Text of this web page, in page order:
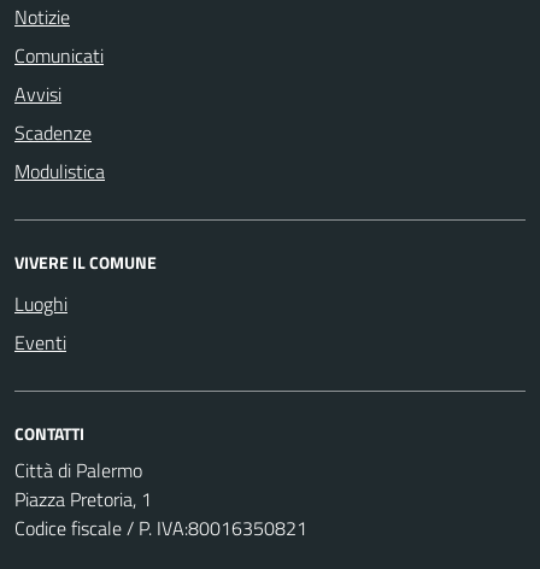
Notizie
Comunicati
Avvisi
Scadenze
Modulistica
VIVERE IL COMUNE
Luoghi
Eventi
CONTATTI
Città di Palermo
Piazza Pretoria, 1
Codice fiscale / P. IVA:80016350821